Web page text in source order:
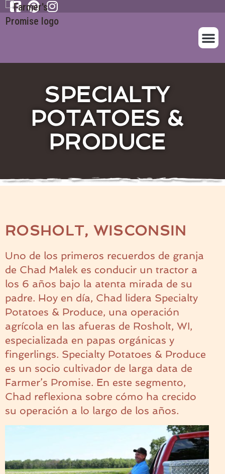
SPECIALTY
POTATOES &
PRODUCE
ROSHOLT, WISCONSIN
Uno de los primeros recuerdos de granja
de Chad Malek es conducir un tractor a
los 6 años bajo la atenta mirada de su
padre. Hoy en día, Chad lidera Specialty
Potatoes & Produce, una operación
agrícola en las afueras de Rosholt, WI,
especializada en papas orgánicas y
fingerlings. Specialty Potatoes & Produce
es un socio cultivador de larga data de
Farmer’s Promise. En este segmento,
Chad reflexiona sobre cómo ha crecido
su operación a lo largo de los años.